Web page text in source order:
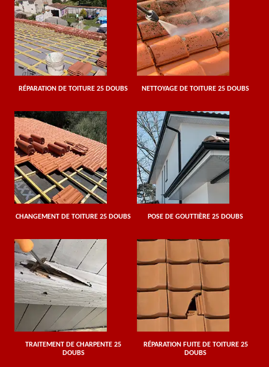
RÉPARATION DE TOITURE 25 DOUBS NETTOYAGE DE TOITURE 25 DOUBS
CHANGEMENT DE TOITURE 25 DOUBS POSE DE GOUTTIÈRE 25 DOUBS
TRAITEMENT DE CHARPENTE 25
DOUBS
RÉPARATION FUITE DE TOITURE 25
DOUBS